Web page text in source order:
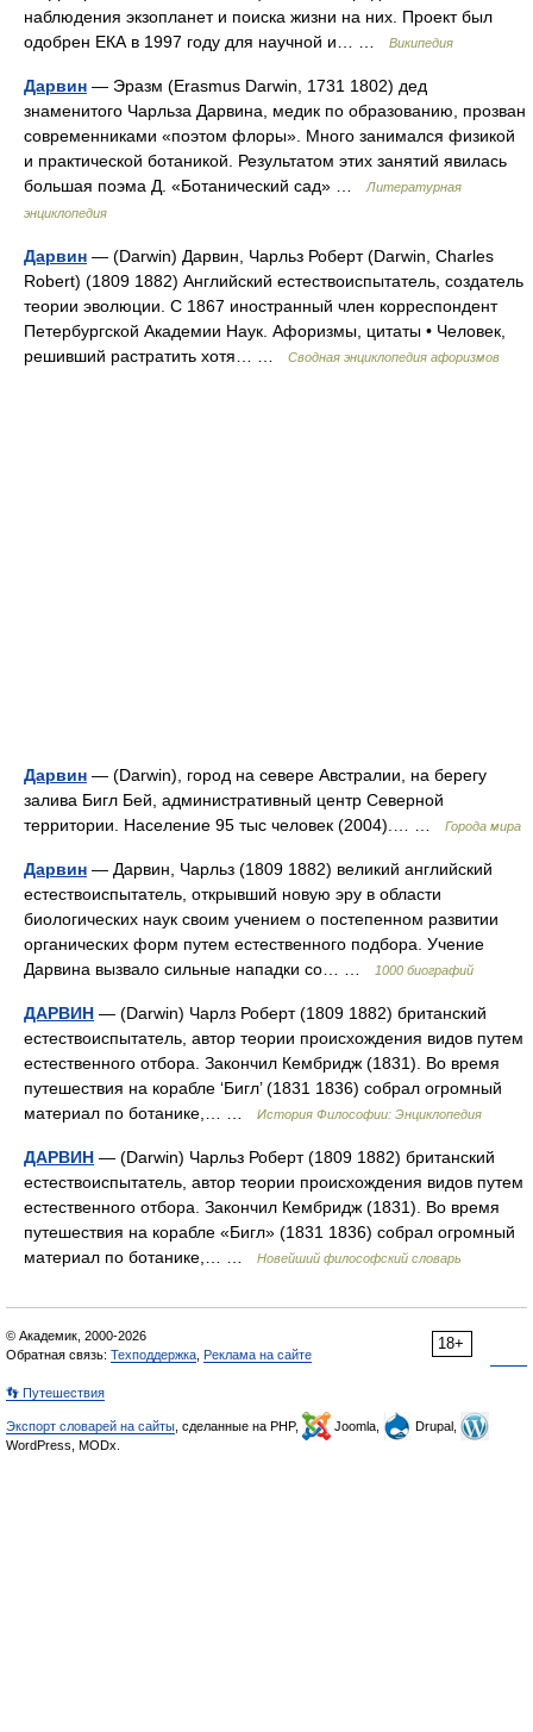
наблюдения экзопланет и поиска жизни на них. Проект был
одобрен ЕКА в 1997 году для научной и… …
Википедия
Дарвин — Эразм (Erasmus Darwin, 1731 1802) дед
знаменитого Чарльза Дарвина, медик по образованию, прозван
современниками «поэтом флоры». Много занимался физикой
и практической ботаникой. Результатом этих занятий явилась
большая поэма Д. «Ботанический сад» …
Литературная
энциклопедия
Дарвин — (Darwin) Дарвин, Чарльз Роберт (Darwin, Charles
Robert) (1809 1882) Английский естествоиспытатель, создатель
теории эволюции. С 1867 иностранный член корреспондент
Петербургской Академии Наук. Афоризмы, цитаты • Человек,
решивший растратить хотя… …
Сводная энциклопедия афоризмов
Дарвин — (Darwin), город на севере Австралии, на берегу
залива Бигл Бей, административный центр Северной
территории. Население 95 тыс человек (2004).… …
Города мира
Дарвин — Дарвин, Чарльз (1809 1882) великий английский
естествоиспытатель, открывший новую эру в области
биологических наук своим учением о постепенном развитии
органических форм путем естественного подбора. Учение
Дарвина вызвало сильные нападки со… …
1000 биографий
ДАРВИН — (Darwin) Чарлз Роберт (1809 1882) британский
естествоиспытатель, автор теории происхождения видов путем
естественного отбора. Закончил Кембридж (1831). Во время
путешествия на корабле ‘Бигл’ (1831 1836) собрал огромный
материал по ботанике,… …
История Философии: Энциклопедия
ДАРВИН — (Darwin) Чарльз Роберт (1809 1882) британский
естествоиспытатель, автор теории происхождения видов путем
естественного отбора. Закончил Кембридж (1831). Во время
путешествия на корабле «Бигл» (1831 1836) собрал огромный
материал по ботанике,… …
Новейший философский словарь
18+
© Академик, 2000-2026
Обратная связь: Техподдержка Реклама на сайте
👣 Путешествия
Экспорт словарей на сайты , сделанные на PHP, Joomla,
Drupal,
WordPress, MODx.